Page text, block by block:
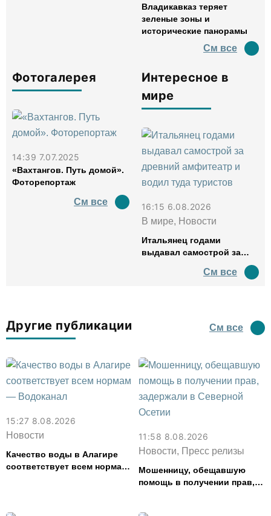
Владикавказ теряет
зеленые зоны и
исторические панорамы
См все
Фотогалерея
14:39 7.07.2025
«Вахтангов. Путь домой».
Фоторепортаж
См все
Интересное в
мире
16:15 6.08.2026
В мире, Новости
Итальянец годами
выдавал самострой за
водил туда туристов
См все
Другие публикации См все
15:27 8.08.2026
Новости
Качество воды в Алагире
соответствует всем нормам
11:58 8.08.2026
Новости, Пресс релизы
Мошенницу, обещавшую
помощь в получении прав,